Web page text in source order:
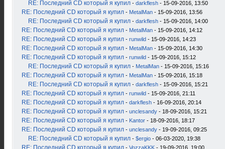
RE: Последний CD который я купил - darkflesh - 15-09-2016, 13:50
RE: Последний CD который я купил - MetalMan - 15-09-2016, 13:56
RE: Последний CD который я купил - darkflesh - 15-09-2016, 14:00
RE: Последний CD который я купил - MetalMan - 15-09-2016, 14:12
RE: Последний CD который я купил - runwild - 15-09-2016, 14:23
RE: Последний CD который я купил - MetalMan - 15-09-2016, 14:30
RE: Последний CD который я купил - runwild - 15-09-2016, 15:12
RE: Последний CD который я купил - MetalMan - 15-09-2016, 15:16
RE: Последний CD который я купил - MetalMan - 15-09-2016, 15:18
RE: Последний CD который я купил - darkflesh - 15-09-2016, 15:21
RE: Последний CD который я купил - runwild - 15-09-2016, 21:11
RE: Последний CD который я купил - darkflesh - 16-09-2016, 20:14
RE: Последний CD который я купил - unclesandy - 18-09-2016, 15:21
RE: Последний CD который я купил - Kantor - 18-09-2016, 18:17
RE: Последний CD который я купил - unclesandy - 19-09-2016, 09:25
RE: Последний CD который я купил - $ergio - 06-03-2020, 19:38
RE: Последний CD который я купил - VozzaKKK - 19-09-2016, 19:00